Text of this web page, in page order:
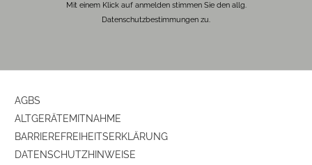
Mit einem Klick auf anmelden stimmen Sie den allg.
Datenschutzbestimmungen zu.
AGBS
ALTGERÄTEMITNAHME
BARRIEREFREIHEITSERKLÄRUNG
DATENSCHUTZHINWEISE